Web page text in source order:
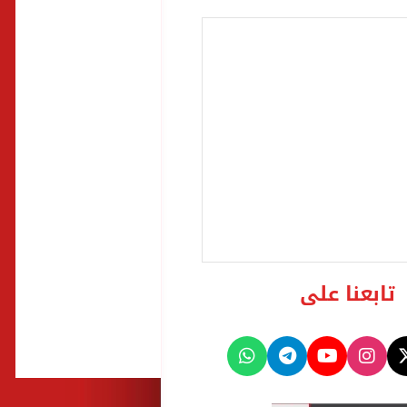
تابعنا على